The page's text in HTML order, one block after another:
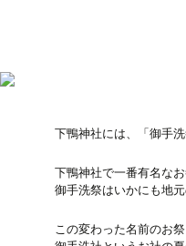
下鴨神社には、「御手
下鴨神社で一番有名な
御手洗祭はいかにも地
この変わった名前のお